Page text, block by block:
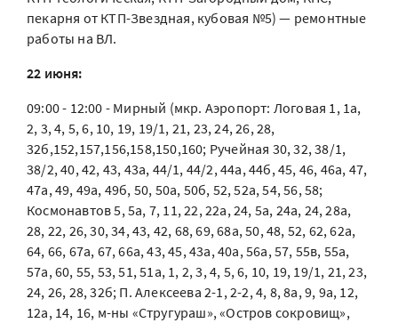
пекарня от КТП-Звездная, кубовая №5) — ремонтные
работы на ВЛ.
22 июня:
09:00 - 12:00 - Мирный (мкр. Аэропорт: Логовая 1, 1а,
2, 3, 4, 5, 6, 10, 19, 19/1, 21, 23, 24, 26, 28,
32б,152,157,156,158,150,160; Ручейная 30, 32, 38/1,
38/2, 40, 42, 43, 43а, 44/1, 44/2, 44а, 44б, 45, 46, 46а, 47,
47а, 49, 49а, 49б, 50, 50а, 50б, 52, 52а, 54, 56, 58;
Космонавтов 5, 5а, 7, 11, 22, 22а, 24, 5а, 24а, 24, 28а,
28, 22, 26, 30, 34, 43, 42, 68, 69, 68а, 50, 48, 52, 62, 62а,
64, 66, 67а, 67, 66а, 43, 45, 43а, 40а, 56а, 57, 55в, 55а,
57а, 60, 55, 53, 51, 51а, 1, 2, 3, 4, 5, 6, 10, 19, 19/1, 21, 23,
24, 26, 28, 32б; П. Алексеева 2-1, 2-2, 4, 8, 8а, 9, 9а, 12,
12а, 14, 16, м-ны «Стругураш», «Остров сокровищ»,